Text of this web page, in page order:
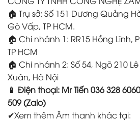
🏠 Trụ sở: Số 151 Dương Quảng
Gò Vấp, TP HCM.
🏠 Chi nhánh 1: RR15 Hồng Lĩnh,
TP HCM
🏠 Chi nhánh 2: Số 54, Ngõ 210
Xuân, Hà Nội
📱 Điện thoại: Mr Tiến 036 328
509 (Zalo)
✔Xem thêm Âm thanh khác tại: